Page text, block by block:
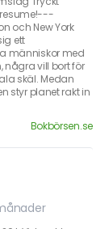
resume!---
och New York
ett
människor med
några vill bort för
skäl. Medan
styr planet rakt in
Bokbörsen.se